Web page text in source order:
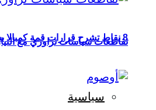
8 نقاط تشرح قرارات قمة كمبالا بشأن “بعثة أوصوم” في الصومال؟
سياسية
تقاطعات سياسات تراوري مع